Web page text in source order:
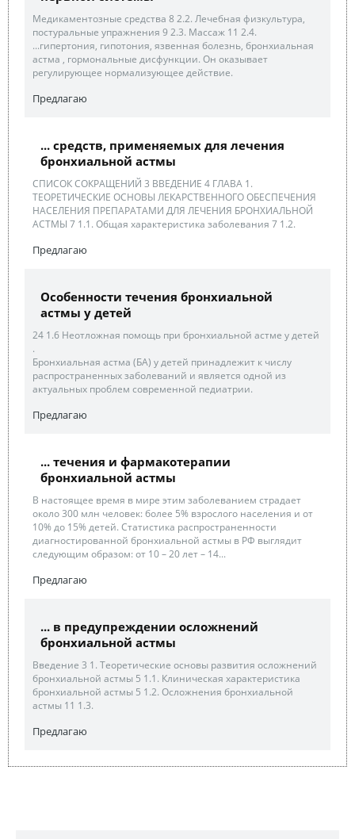
Медикаментозные средства 8 2.2. Лечебная физкультура,
постуральные упражнения 9 2.3. Массаж 11 2.4.
...гипертония, гипотония, язвенная болезнь, бронхиальная
астма , гормональные дисфункции. Он оказывает
регулирующее нормализующее действие.
Предлагаю
... средств, применяемых для лечения
бронхиальной астмы
СПИСОК СОКРАЩЕНИЙ 3 ВВЕДЕНИЕ 4 ГЛАВА 1.
ТЕОРЕТИЧЕСКИЕ ОСНОВЫ ЛЕКАРСТВЕННОГО ОБЕСПЕЧЕНИЯ
НАСЕЛЕНИЯ ПРЕПАРАТАМИ ДЛЯ ЛЕЧЕНИЯ БРОНХИАЛЬНОЙ
АСТМЫ 7 1.1. Общая характеристика заболевания 7 1.2.
Предлагаю
Особенности течения бронхиальной
астмы у детей
24 1.6 Неотложная помощь при бронхиальной астме у детей
.
Бронхиальная астма (БА) у детей принадлежит к числу
распространенных заболеваний и является одной из
актуальных проблем современной педиатрии.
Предлагаю
... течения и фармакотерапии
бронхиальной астмы
В настоящее время в мире этим заболеванием страдает
около 300 млн человек: более 5% взрослого населения и от
10% до 15% детей. Статистика распространенности
диагностированной бронхиальной астмы в РФ выглядит
следующим образом: от 10 – 20 лет – 14...
Предлагаю
... в предупреждении осложнений
бронхиальной астмы
Введение 3 1. Теоретические основы развития осложнений
бронхиальной астмы 5 1.1. Клиническая характеристика
бронхиальной астмы 5 1.2. Осложнения бронхиальной
астмы 11 1.3.
Предлагаю